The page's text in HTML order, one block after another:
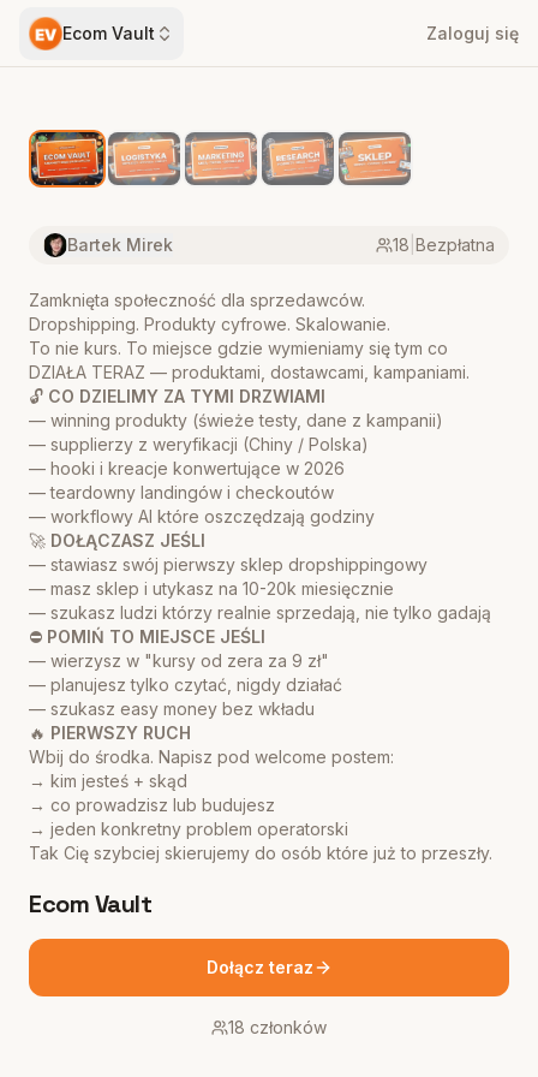
Ecom Vault Zaloguj się
Bartek Mirek 18 Bezpłatna
Zamknięta społeczność dla sprzedawców.
Dropshipping. Produkty cyfrowe. Skalowanie.
To nie kurs. To miejsce gdzie wymieniamy się tym co
DZIAŁA TERAZ — produktami, dostawcami, kampaniami.
🔓 CO DZIELIMY ZA TYMI DRZWIAMI
— winning produkty (świeże testy, dane z kampanii)
— supplierzy z weryfikacji (Chiny / Polska)
— hooki i kreacje konwertujące w 2026
— teardowny landingów i checkoutów
— workflowy AI które oszczędzają godziny
🚀 DOŁĄCZASZ JEŚLI
— stawiasz swój pierwszy sklep dropshippingowy
— masz sklep i utykasz na 10-20k miesięcznie
— szukasz ludzi którzy realnie sprzedają, nie tylko gadają
⛔ POMIŃ TO MIEJSCE JEŚLI
— wierzysz w "kursy od zera za 9 zł"
— planujesz tylko czytać, nigdy działać
— szukasz easy money bez wkładu
🔥 PIERWSZY RUCH
Wbij do środka. Napisz pod welcome postem:
→ kim jesteś + skąd
→ co prowadzisz lub budujesz
→ jeden konkretny problem operatorski
Tak Cię szybciej skierujemy do osób które już to przeszły.
Ecom Vault
Dołącz teraz
18 członków